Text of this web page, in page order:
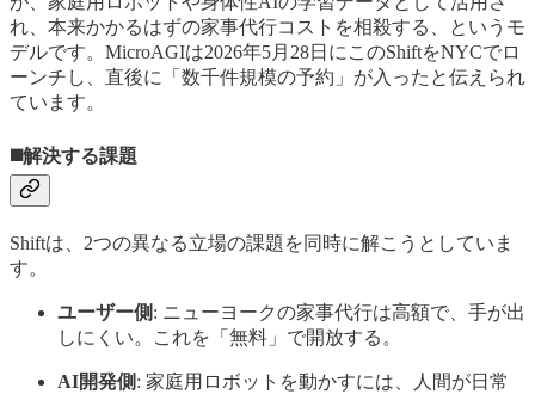
れ、本来かかるはずの家事代行コストを相殺する、というモ
デルです。MicroAGIは2026年5月28日にこのShiftをNYCでロ
ーンチし、直後に「数千件規模の予約」が入ったと伝えられ
ています。
◼️解決する課題
Shiftは、2つの異なる立場の課題を同時に解こうとしていま
す。
ユーザー側 : ニューヨークの家事代行は高額で、手が出
しにくい。これを「無料」で開放する。
AI開発側 : 家庭用ロボットを動かすには、人間が日常